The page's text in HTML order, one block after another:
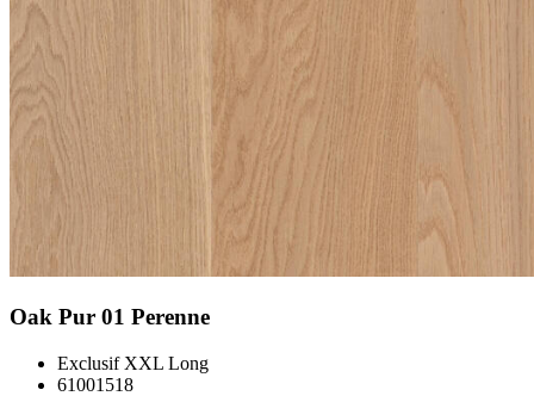
Oak Pur 01 Perenne
Exclusif XXL Long
61001518